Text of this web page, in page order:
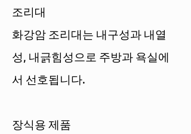
조리대
화강암 조리대는 내구성과 내열
성, 내긁힘성으로 주방과 욕실에
서 선호됩니다.
장식용 제품